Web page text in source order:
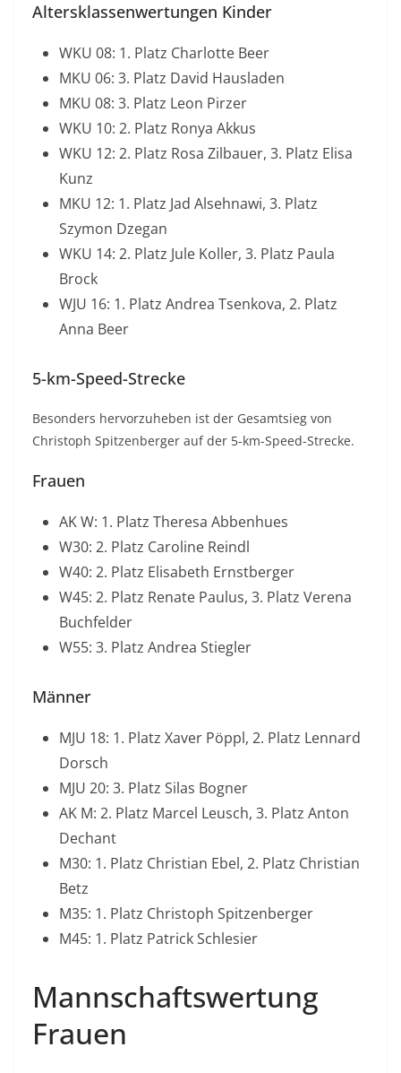
Altersklassenwertungen Kinder
WKU 08: 1. Platz Charlotte Beer
MKU 06: 3. Platz David Hausladen
MKU 08: 3. Platz Leon Pirzer
WKU 10: 2. Platz Ronya Akkus
WKU 12: 2. Platz Rosa Zilbauer, 3. Platz Elisa
Kunz
MKU 12: 1. Platz Jad Alsehnawi, 3. Platz
Szymon Dzegan
WKU 14: 2. Platz Jule Koller, 3. Platz Paula
Brock
WJU 16: 1. Platz Andrea Tsenkova, 2. Platz
Anna Beer
5-km-Speed-Strecke
Besonders hervorzuheben ist der Gesamtsieg von
Christoph Spitzenberger auf der 5-km-Speed-Strecke.
Frauen
AK W: 1. Platz Theresa Abbenhues
W30: 2. Platz Caroline Reindl
W40: 2. Platz Elisabeth Ernstberger
W45: 2. Platz Renate Paulus, 3. Platz Verena
Buchfelder
W55: 3. Platz Andrea Stiegler
Männer
MJU 18: 1. Platz Xaver Pöppl, 2. Platz Lennard
Dorsch
MJU 20: 3. Platz Silas Bogner
AK M: 2. Platz Marcel Leusch, 3. Platz Anton
Dechant
M30: 1. Platz Christian Ebel, 2. Platz Christian
Betz
M35: 1. Platz Christoph Spitzenberger
M45: 1. Platz Patrick Schlesier
Mannschaftswertung
Frauen